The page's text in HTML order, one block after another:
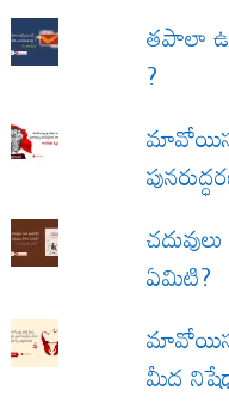
త‌పాలా
?
ఏమిటి?
మీద